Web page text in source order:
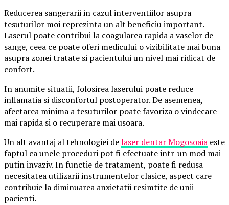
Reducerea sangerarii in cazul interventiilor asupra
tesuturilor moi reprezinta un alt beneficiu important.
Laserul poate contribui la coagularea rapida a vaselor de
sange, ceea ce poate oferi medicului o vizibilitate mai buna
asupra zonei tratate si pacientului un nivel mai ridicat de
confort.
In anumite situatii, folosirea laserului poate reduce
inflamatia si disconfortul postoperator. De asemenea,
afectarea minima a tesuturilor poate favoriza o vindecare
mai rapida si o recuperare mai usoara.
Un alt avantaj al tehnologiei delaser dentar Mogosoaia este
faptul ca unele proceduri pot fi efectuate intr-un mod mai
putin invaziv. In functie de tratament, poate fi redusa
necesitatea utilizarii instrumentelor clasice, aspect care
contribuie la diminuarea anxietatii resimtite de unii
pacienti.